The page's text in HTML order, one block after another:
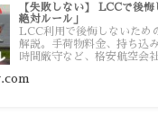
【失敗しない】 LCCで後
絶対ルール」
LCC利用で後悔しないため
解説。手荷物料金、持ち込
時間厳守など、格安航空会
す。